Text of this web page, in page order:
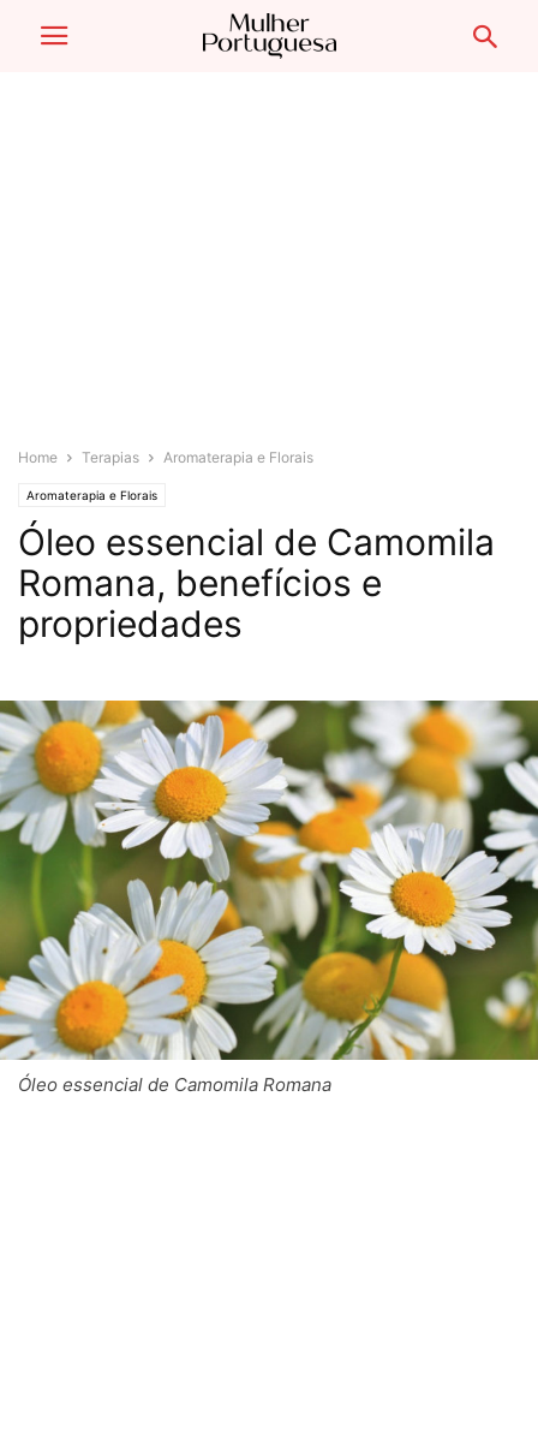
Home Terapias Aromaterapia e Florais
Aromaterapia e Florais
Óleo essencial de Camomila
Romana, benefícios e
propriedades
Óleo essencial de Camomila Romana